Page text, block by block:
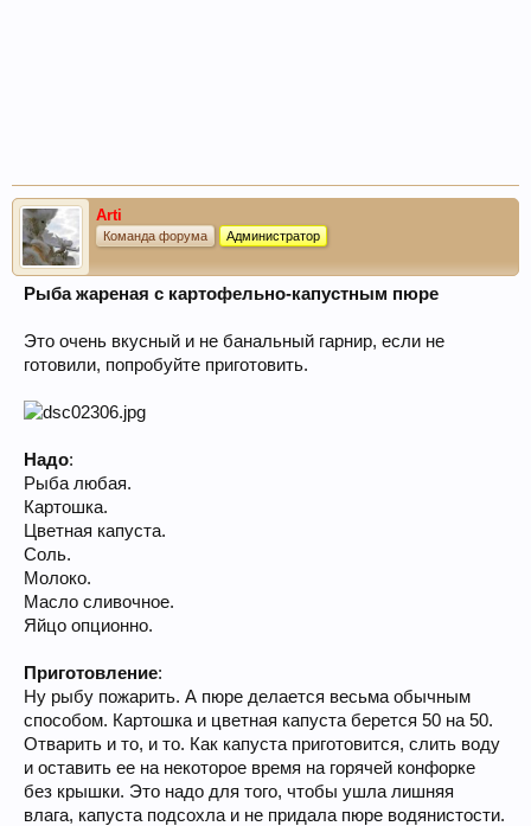
Arti
Команда форума Администратор
Рыба жареная с картофельно-капустным пюре
Это очень вкусный и не банальный гарнир, если не
готовили, попробуйте приготовить.
Надо:
Рыба любая.
Картошка.
Цветная капуста.
Соль.
Молоко.
Масло сливочное.
Яйцо опционно.
Приготовление:
Ну рыбу пожарить. А пюре делается весьма обычным
способом. Картошка и цветная капуста берется 50 на 50.
Отварить и то, и то. Как капуста приготовится, слить воду
и оставить ее на некоторое время на горячей конфорке
без крышки. Это надо для того, чтобы ушла лишняя
влага, капуста подсохла и не придала пюре водянистости.